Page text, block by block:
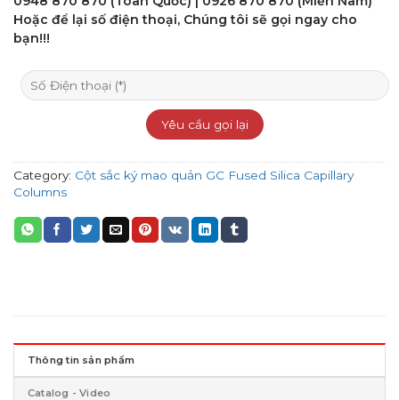
Hoặc để lại số điện thoại, Chúng tôi sẽ gọi ngay cho
bạn!!!
Category: Cột sắc ký mao quản GC Fused Silica Capillary
Columns
Thông tin sản phẩm
Catalog - Video